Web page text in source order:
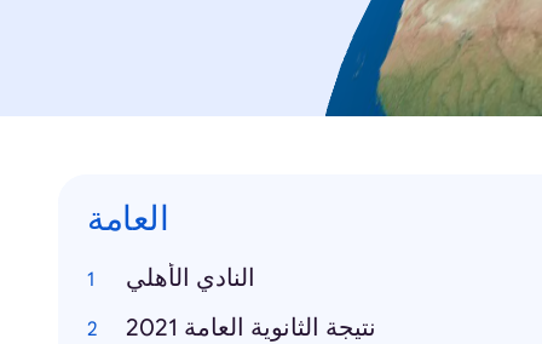
العامة
النادي الأهلي
نتيجة الثانوية العامة 2021